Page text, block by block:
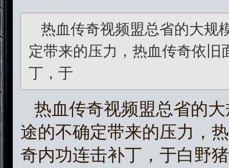
热血传奇视频盟总省的大规
定带来的压力，热血传奇依
丁，于
热血传奇视频盟总省的
途的不确定带来的压力，
奇内功连击补丁，于白野